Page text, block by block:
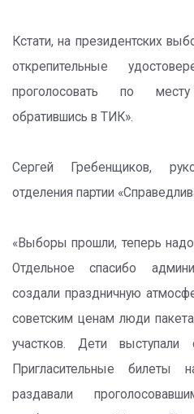
Кстати, на президентских
открепительные
проголосовать по
обратившись в ТИК».
Сергей Гребенщиков,
отделения партии
«Выборы прошли, теперь
Отдельное спасибо
создали праздничную
советским ценам люди
участков. Дети
Пригласительные
раздавали